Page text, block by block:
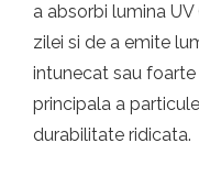
a absorbi lumina
zilei si de a emite
intunecat sau
principala a
durabilitate ridicata.